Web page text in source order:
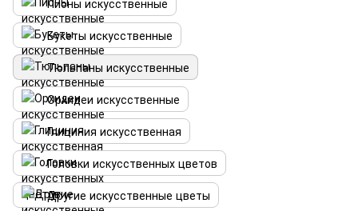
Пионы искусственные
Букеты искусственные
Тюльпаны искусственные
Орхидеи искусственные
Глициния искусственная
Головки искусственных цветов
Другие искусственные цветы